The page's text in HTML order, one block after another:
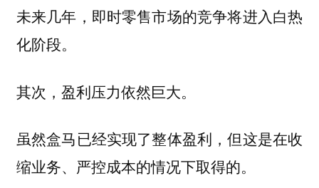
未来几年，即时零售市场的竞争将进入白热
化阶段。
其次，盈利压力依然巨大。
虽然盒马已经实现了整体盈利，但这是在收
缩业务、严控成本的情况下取得的。